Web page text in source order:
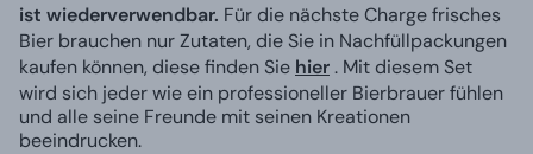
ist wiederverwendbar. Für die nächste Charge frisches
Bier brauchen nur Zutaten, die Sie in Nachfüllpackungen
kaufen können, diese finden Sie hier. Mit diesem Set
wird sich jeder wie ein professioneller Bierbrauer fühlen
und alle seine Freunde mit seinen Kreationen
beeindrucken.